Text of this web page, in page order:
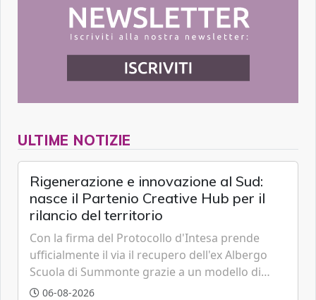
ULTIME NOTIZIE
Rigenerazione e innovazione al Sud:
nasce il Partenio Creative Hub per il
rilancio del territorio
Con la firma del Protocollo d'Intesa prende
ufficialmente il via il recupero dell'ex Albergo
Scuola di Summonte grazie a un modello di
partenariato pubblico-privato e a una rete di
06-08-2026